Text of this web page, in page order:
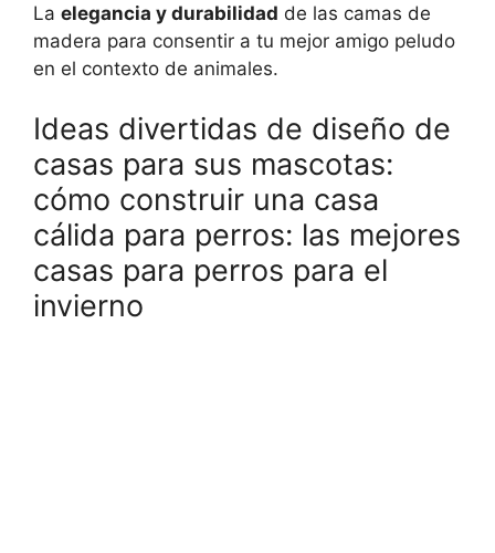
La elegancia y durabilidad de las camas de
madera para consentir a tu mejor amigo peludo
en el contexto de animales.
Ideas divertidas de diseño de
casas para sus mascotas:
cómo construir una casa
cálida para perros: las mejores
casas para perros para el
invierno